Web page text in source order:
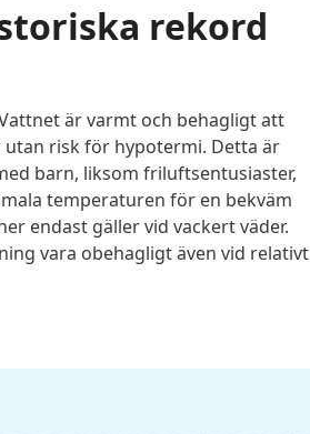
rekord
är varmt och behagligt att
risk för hypotermi. Detta är
barn, liksom friluftsentusiaster,
temperaturen för en bekväm
endast gäller vid vackert väder.
vara obehagligt även vid relativt